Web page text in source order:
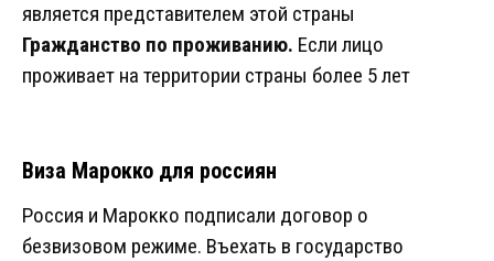
является представителем этой страны
Гражданство по проживанию. Если лицо
проживает на территории страны более 5 лет
Виза Марокко для россиян
Россия и Марокко подписали договор о
безвизовом режиме. Въехать в государство